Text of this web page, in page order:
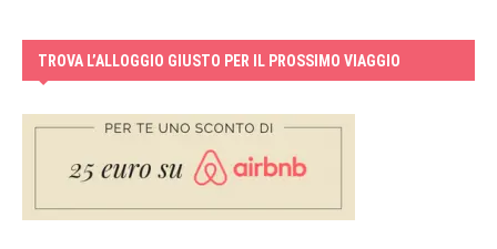
TROVA L’ALLOGGIO GIUSTO PER IL PROSSIMO VIAGGIO